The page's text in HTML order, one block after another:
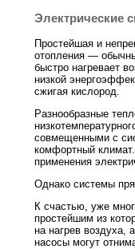
Электрические
Простейшая и
отопления —
быстро нагревает
низкой
сжигая кислород.
Разнообразные
совмещенными с
комфортный
применения
Однако системы
К счастью, уже
простейшим из
на нагрев воздуха,
насосы могут